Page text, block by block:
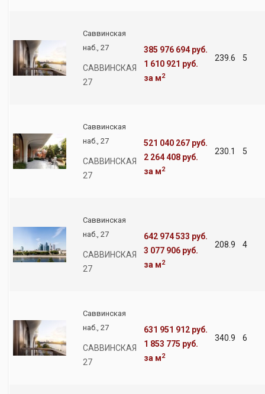
Саввинская
наб., 27
САВВИНСКАЯ
27
385 976 694 руб.
1 610 921 руб.
за м2
239.6 5
Саввинская
наб., 27
САВВИНСКАЯ
27
521 040 267 руб.
2 264 408 руб.
за м2
230.1 5
Саввинская
наб., 27
САВВИНСКАЯ
27
642 974 533 руб.
3 077 906 руб.
за м2
208.9 4
Саввинская
наб., 27
САВВИНСКАЯ
27
631 951 912 руб.
1 853 775 руб.
за м2
340.9 6